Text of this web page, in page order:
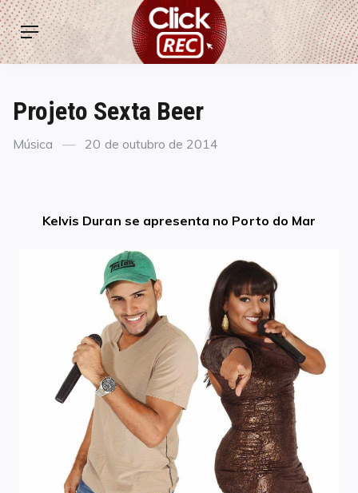
Skip
to
content
ClickREC
Menu
Projeto Sexta Beer
Categories
Música
Posted
20 de outubro de 2014
Kelvis Duran se apresenta no Porto do Mar